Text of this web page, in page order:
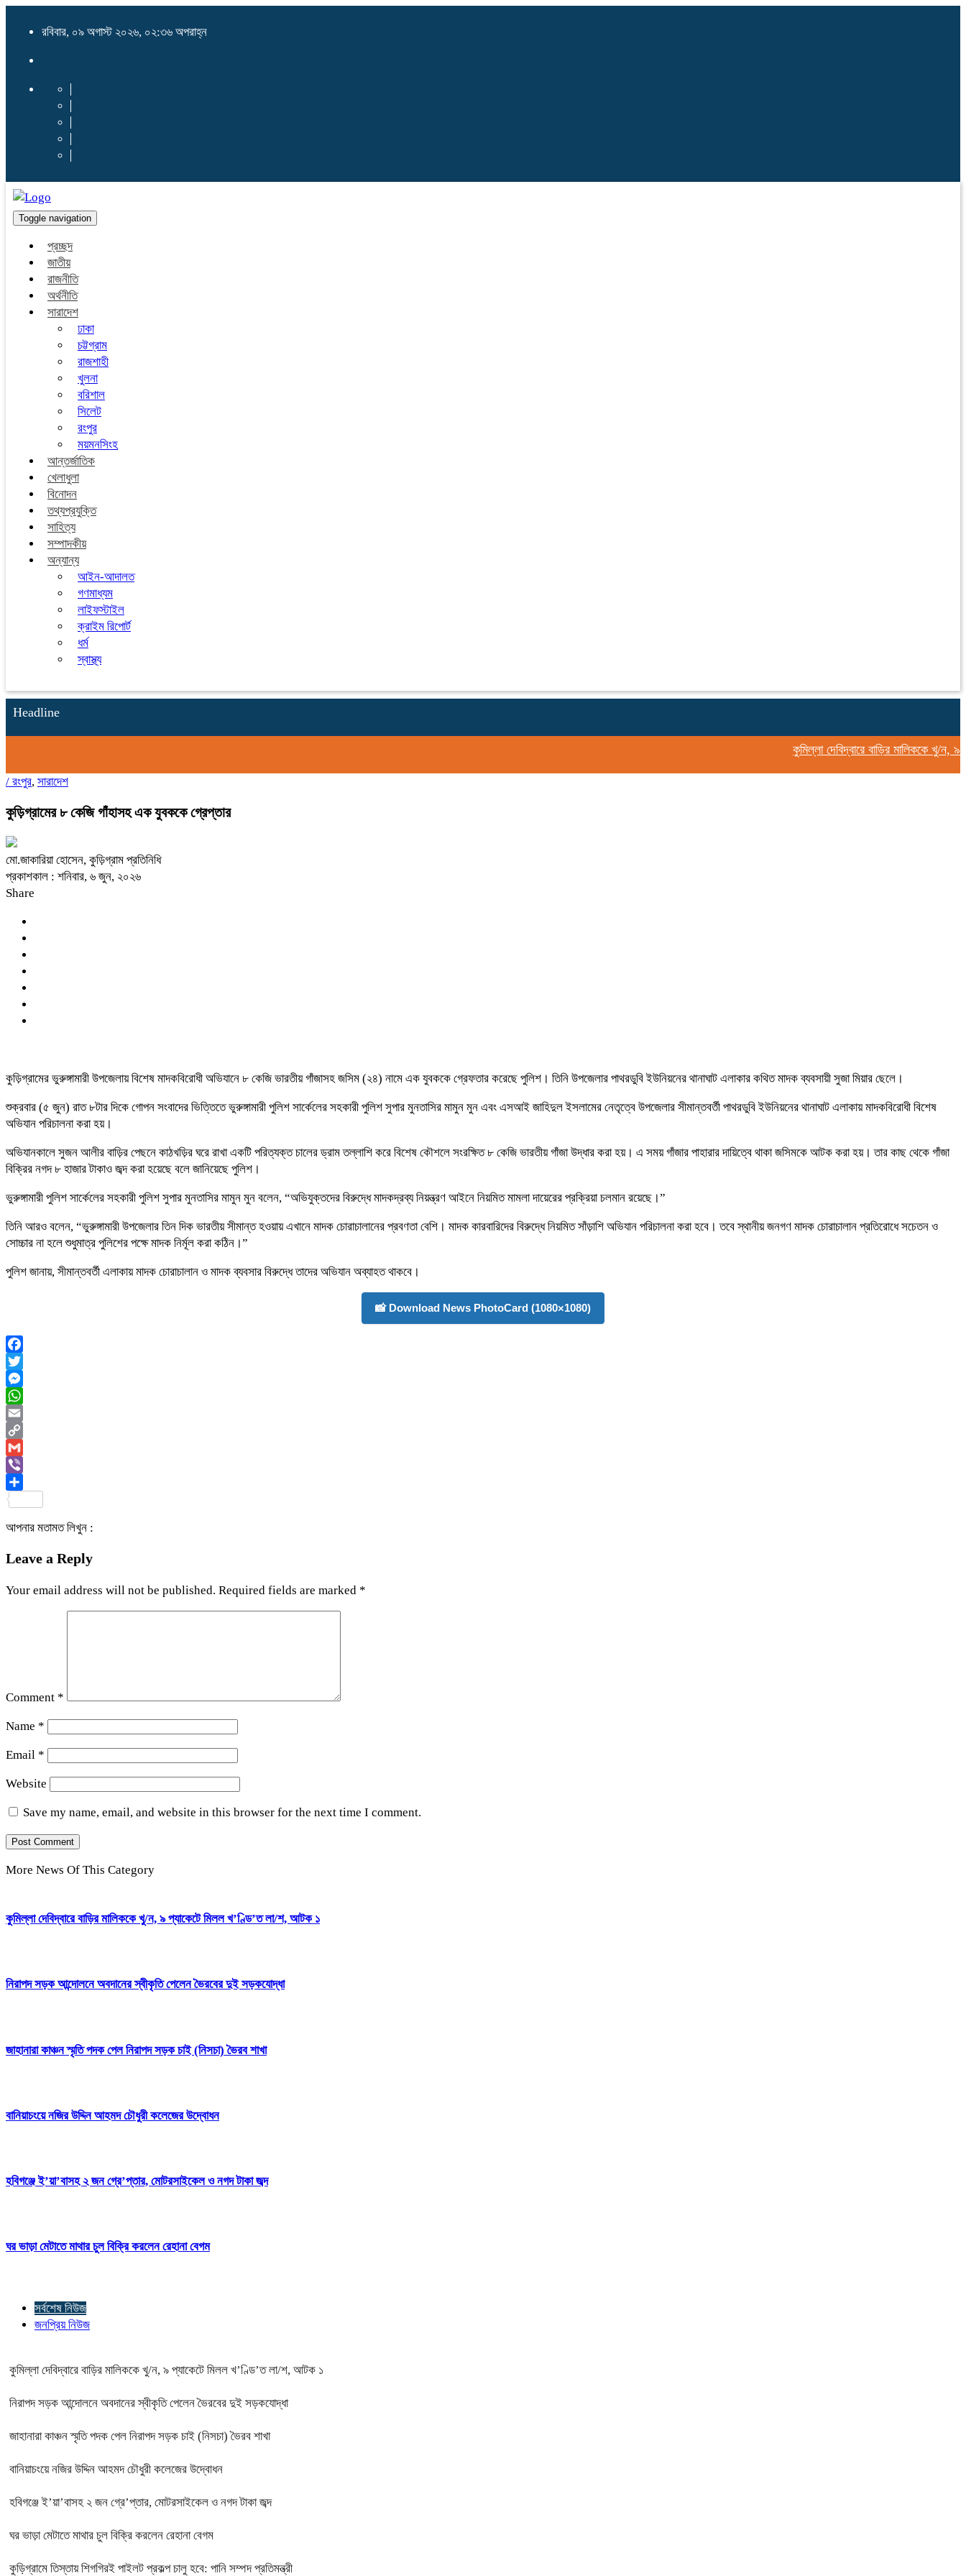
রবিবার, ০৯ অগাস্ট ২০২৬, ০২:৩৬ অপরাহ্ন
Toggle navigation
প্রচ্ছদ
জাতীয়
রাজনীতি
অর্থনীতি
সারাদেশ
ঢাকা
চট্টগ্রাম
রাজশাহী
খুলনা
বরিশাল
সিলেট
রংপুর
ময়মনসিংহ
আন্তর্জাতিক
খেলাধুলা
বিনোদন
তথ্যপ্রযুক্তি
সাহিত্য
সম্পাদকীয়
অন্যান্য
আইন-আদালত
গণমাধ্যম
লাইফস্টাইল
ক্রাইম রিপোর্ট
ধর্ম
স্বাস্থ্য
Headline
কুমিল্লা দেবিদ্বারে বাড়ির মালিককে খু/ন, ৯
/ রংপুর, সারাদেশ
কুড়িগ্রামের ৮ কেজি গাঁহাসহ এক যুবককে গ্রেপ্তার
মো.জাকারিয়া হোসেন, কুড়িগ্রাম প্রতিনিধি
প্রকাশকাল : শনিবার, ৬ জুন, ২০২৬
Share
কুড়িগ্রামের ভুরুঙ্গামারী উপজেলায় বিশেষ মাদকবিরোধী অভিযানে ৮ কেজি ভারতীয় গাঁজাসহ জসিম (২৪) নামে এক যুবককে গ্রেফতার করেছে পুলিশ। তিনি উপজেলার পাথরডুবি ইউনিয়নের থানাঘাট এলাকার কথিত মাদক ব্যবসায়ী সুজা মিয়ার ছেলে।
শুক্রবার (৫ জুন) রাত ৮টার দিকে গোপন সংবাদের ভিত্তিতে ভুরুঙ্গামারী পুলিশ সার্কেলের সহকারী পুলিশ সুপার মুনতাসির মামুন মুন এবং এসআই জাহিদুল ইসলামের নেতৃত্বে উপজেলার সীমান্তবর্তী পাথরডুবি ইউনিয়নের থানাঘাট এলাকায় মাদকবিরোধী বিশেষ
অভিযান পরিচালনা করা হয়।
অভিযানকালে সুজন আলীর বাড়ির পেছনে কাঠখড়ির ঘরে রাখা একটি পরিত্যক্ত চালের ড্রাম তল্লাশি করে বিশেষ কৌশলে সংরক্ষিত ৮ কেজি ভারতীয় গাঁজা উদ্ধার করা হয়। এ সময় গাঁজার পাহারার দায়িত্বে থাকা জসিমকে আটক করা হয়। তার কাছ থেকে গাঁজা
বিক্রির নগদ ৮ হাজার টাকাও জব্দ করা হয়েছে বলে জানিয়েছে পুলিশ।
ভুরুঙ্গামারী পুলিশ সার্কেলের সহকারী পুলিশ সুপার মুনতাসির মামুন মুন বলেন, “অভিযুক্তদের বিরুদ্ধে মাদকদ্রব্য নিয়ন্ত্রণ আইনে নিয়মিত মামলা দায়েরের প্রক্রিয়া চলমান রয়েছে।”
তিনি আরও বলেন, “ভুরুঙ্গামারী উপজেলার তিন দিক ভারতীয় সীমান্ত হওয়ায় এখানে মাদক চোরাচালানের প্রবণতা বেশি। মাদক কারবারিদের বিরুদ্ধে নিয়মিত সাঁড়াশি অভিযান পরিচালনা করা হবে। তবে স্থানীয় জনগণ মাদক চোরাচালান প্রতিরোধে সচেতন ও
সোচ্চার না হলে শুধুমাত্র পুলিশের পক্ষে মাদক নির্মূল করা কঠিন।”
পুলিশ জানায়, সীমান্তবর্তী এলাকায় মাদক চোরাচালান ও মাদক ব্যবসার বিরুদ্ধে তাদের অভিযান অব্যাহত থাকবে।
📸 Download News PhotoCard (1080×1080)
Facebook
Twitter
Messenger
WhatsApp
Email
Copy
Link
Gmail
Viber
আপনার মতামত লিখুন :
Leave a Reply
Your email address will not be published. Required fields are marked *
Comment *
Name *
Email *
Website
Save my name, email, and website in this browser for the next time I comment.
More News Of This Category
কুমিল্লা দেবিদ্বারে বাড়ির মালিককে খু/ন, ৯ প্যাকেটে মিলল খ’ণ্ডি’ত লা/শ, আটক ১
নিরাপদ সড়ক আন্দোলনে অবদানের স্বীকৃতি পেলেন ভৈরবের দুই সড়কযোদ্ধা
জাহানারা কাঞ্চন স্মৃতি পদক পেল নিরাপদ সড়ক চাই (নিসচা) ভৈরব শাখা
বানিয়াচংয়ে নজির উদ্দিন আহমদ চৌধুরী কলেজের উদ্বোধন
হবিগঞ্জে ই’য়া’বাসহ ২ জন গ্রে’প্তার, মোটরসাইকেল ও নগদ টাকা জব্দ
ঘর ভাড়া মেটাতে মাথার চুল বিক্রি করলেন রেহানা বেগম
সর্বশেষ নিউজ
জনপ্রিয় নিউজ
কুমিল্লা দেবিদ্বারে বাড়ির মালিককে খু/ন, ৯ প্যাকেটে মিলল খ’ণ্ডি’ত লা/শ, আটক ১
নিরাপদ সড়ক আন্দোলনে অবদানের স্বীকৃতি পেলেন ভৈরবের দুই সড়কযোদ্ধা
জাহানারা কাঞ্চন স্মৃতি পদক পেল নিরাপদ সড়ক চাই (নিসচা) ভৈরব শাখা
বানিয়াচংয়ে নজির উদ্দিন আহমদ চৌধুরী কলেজের উদ্বোধন
হবিগঞ্জে ই’য়া’বাসহ ২ জন গ্রে’প্তার, মোটরসাইকেল ও নগদ টাকা জব্দ
ঘর ভাড়া মেটাতে মাথার চুল বিক্রি করলেন রেহানা বেগম
কুড়িগ্রামে তিস্তায় শিগগিরই পাইলট প্রকল্প চালু হবে: পানি সম্পদ প্রতিমন্ত্রী